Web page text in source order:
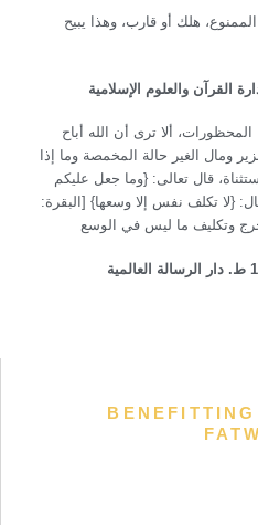
هلك أو قارب، وهذا يبيح
ألا ترى أن الله أباح
ومال الغير حالة المخمصة وما إذا
قال تعالى: {وما جعل عليكم
من حرج} [الحج: 78] ، وقال: {لا تكلف نفس إلا وسعها} [البقرة: